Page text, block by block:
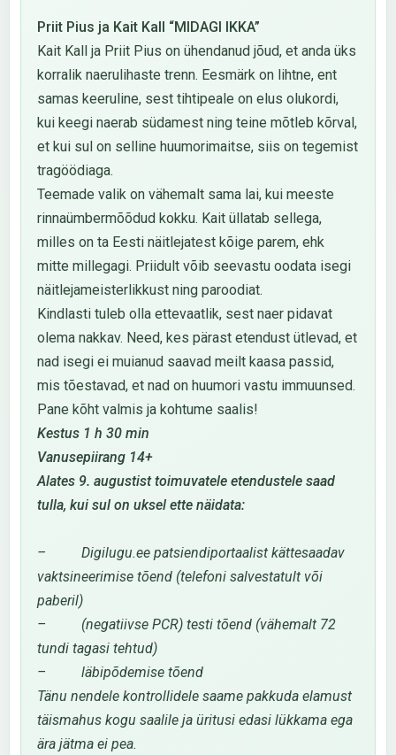
Priit Pius ja Kait Kall “MIDAGI IKKA”
Kait Kall ja Priit Pius on ühendanud jõud, et anda üks
korralik naerulihaste trenn. Eesmärk on lihtne, ent
samas keeruline, sest tihtipeale on elus olukordi,
kui keegi naerab südamest ning teine mõtleb kõrval,
et kui sul on selline huumorimaitse, siis on tegemist
tragöödiaga.
Teemade valik on vähemalt sama lai, kui meeste
rinnaümbermõõdud kokku. Kait üllatab sellega,
milles on ta Eesti näitlejatest kõige parem, ehk
mitte millegagi. Priidult võib seevastu oodata isegi
näitlejameisterlikkust ning paroodiat.
Kindlasti tuleb olla ettevaatlik, sest naer pidavat
olema nakkav. Need, kes pärast etendust ütlevad, et
nad isegi ei muianud saavad meilt kaasa passid,
mis tõestavad, et nad on huumori vastu immuunsed.
Pane kõht valmis ja kohtume saalis!
Kestus 1 h 30 min
Vanusepiirang 14+
Alates 9. augustist toimuvatele etendustele saad
tulla, kui sul on uksel ette näidata:
– Digilugu.ee patsiendiportaalist kättesaadav
vaktsineerimise tõend (telefoni salvestatult või
paberil)
– (negatiivse PCR) testi tõend (vähemalt 72
tundi tagasi tehtud)
– läbipõdemise tõend
Tänu nendele kontrollidele saame pakkuda elamust
täismahus kogu saalile ja üritusi edasi lükkama ega
ära jätma ei pea.